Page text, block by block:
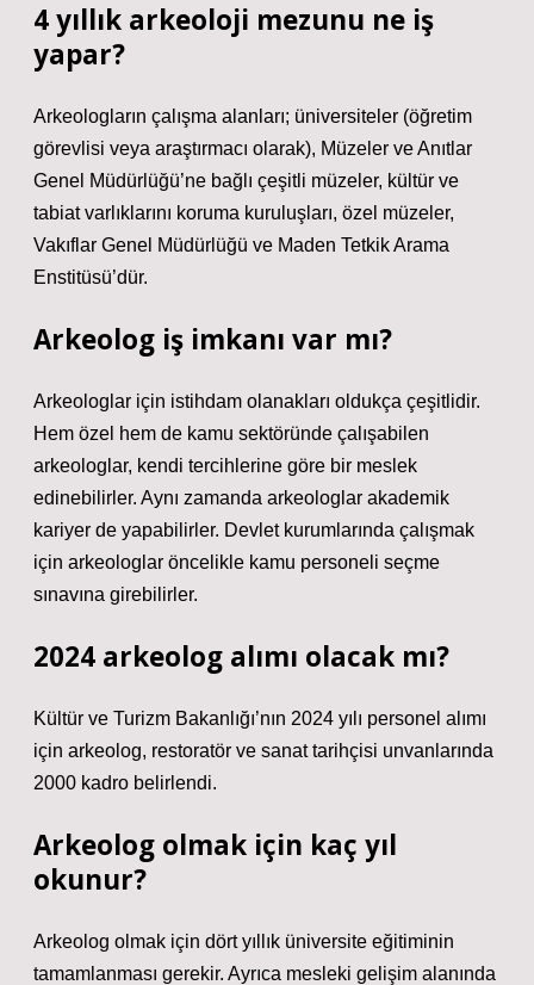
4 yıllık arkeoloji mezunu ne iş
yapar?
Arkeologların çalışma alanları; üniversiteler (öğretim
görevlisi veya araştırmacı olarak), Müzeler ve Anıtlar
Genel Müdürlüğü’ne bağlı çeşitli müzeler, kültür ve
tabiat varlıklarını koruma kuruluşları, özel müzeler,
Vakıflar Genel Müdürlüğü ve Maden Tetkik Arama
Enstitüsü’dür.
Arkeolog iş imkanı var mı?
Arkeologlar için istihdam olanakları oldukça çeşitlidir.
Hem özel hem de kamu sektöründe çalışabilen
arkeologlar, kendi tercihlerine göre bir meslek
edinebilirler. Aynı zamanda arkeologlar akademik
kariyer de yapabilirler. Devlet kurumlarında çalışmak
için arkeologlar öncelikle kamu personeli seçme
sınavına girebilirler.
2024 arkeolog alımı olacak mı?
Kültür ve Turizm Bakanlığı’nın 2024 yılı personel alımı
için arkeolog, restoratör ve sanat tarihçisi unvanlarında
2000 kadro belirlendi.
Arkeolog olmak için kaç yıl
okunur?
Arkeolog olmak için dört yıllık üniversite eğitiminin
tamamlanması gerekir. Ayrıca mesleki gelişim alanında